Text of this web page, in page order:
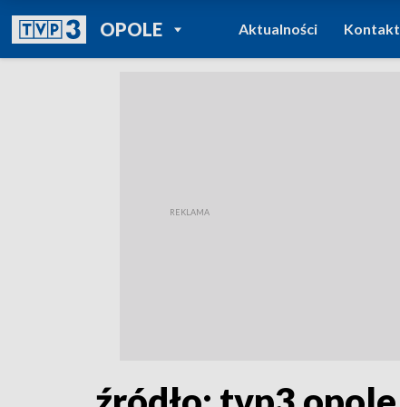
OPOLEPOWRÓT DO
TVP REGIONY
Aktualności Kontakt